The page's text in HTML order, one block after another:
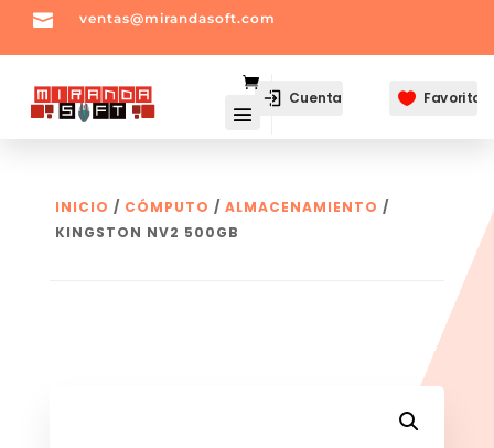
 ventas@mirandasoft.com
Cuenta  Favoritos
INICIO / CÓMPUTO / ALMACENAMIENTO /
KINGSTON NV2 500GB